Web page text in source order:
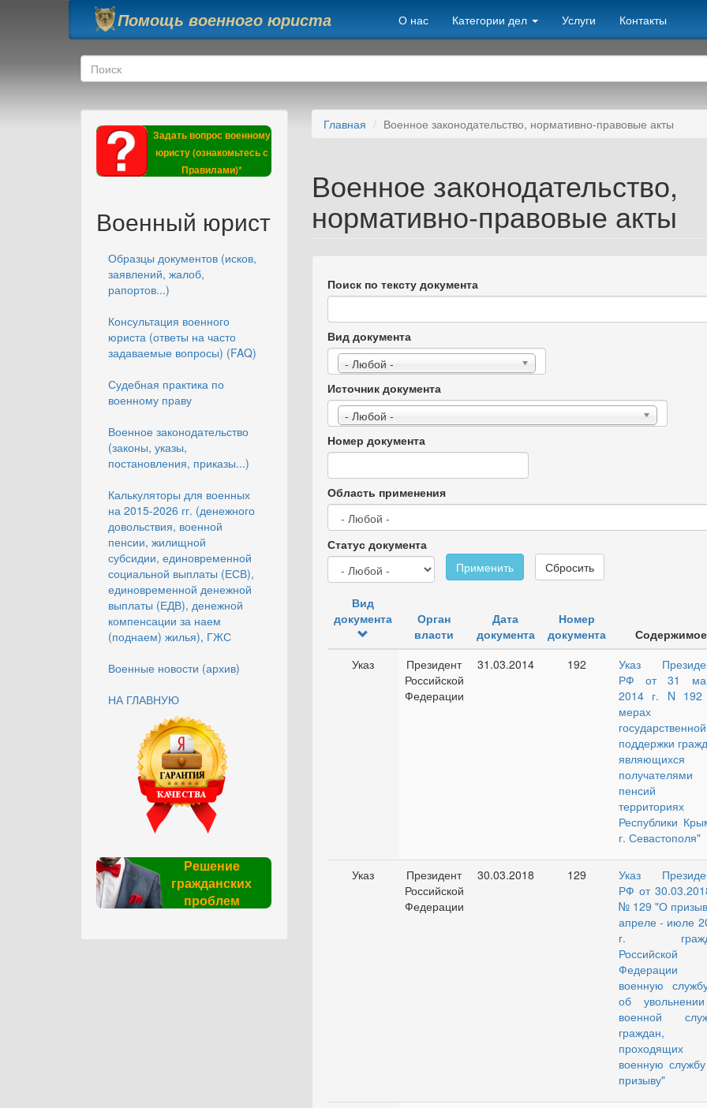
Перейти к основному содержанию
Помощь военного юриста О нас Категории дел Услуги Контакты
Форма поиска
Поиск
Задать вопрос военному
юристу (ознакомьтесь с
Правилами)*
Военный юрист
Образцы документов (исков,
заявлений, жалоб,
рапортов...)
Консультация военного
юриста (ответы на часто
задаваемые вопросы) (FAQ)
Судебная практика по
военному праву
Военное законодательство
(законы, указы,
постановления, приказы...)
Калькуляторы для военных
на 2015-2026 гг. (денежного
довольствия, военной
пенсии, жилищной
субсидии, единовременной
социальной выплаты (ЕСВ),
единовременной денежной
выплаты (ЕДВ), денежной
компенсации за наем
(поднаем) жилья), ГЖС
Военные новости (архив)
НА ГЛАВНУЮ
Решение
гражданских
проблем
Главная Военное законодательство, нормативно-правовые акты
Военное законодательство,
нормативно-правовые акты
Поиск по тексту документа
Вид документа
- Любой -
Источник документа
- Любой -
Номер документа
Область применения
Статус документа
Применить
Сбросить
Вид
документа
Орган
власти
Дата
документа
Номер
документа
Содержимое
Указ
Президент
Российской
Федерации
31.03.2014 192
Указ
РФ от 31
2014 г. N
мерах
государственной
поддержки
являющихся
получателями
пенсий
территориях
Республики
г. Севастополя"
Указ
Президент
Российской
Федерации
30.03.2018 129
Указ
РФ от
№ 129 "О
апреле - июле
г.
Российской
Федерации
военную
об
военной
граждан,
проходящих
военную
призыву"